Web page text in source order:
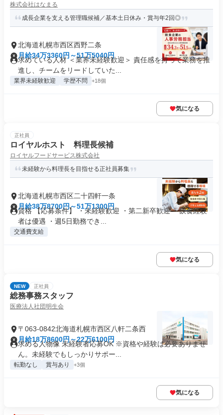
株式会社はなまる
成長企業を支える管理職候補／基本土日休み・賞与年2回◎
北海道札幌市西区西野二条
月給34万3360円～51万5040円
求めている人材 ＜業界未経験歓迎＞ 責任感を持って業務を推
進し、チームをリードしていた...
業界未経験歓迎 学歴不問 +18個
気になる
正社員
ロイヤルホスト 料理長候補
ロイヤルフードサービス株式会社
未経験から料理長を目指せる正社員募集
北海道札幌市西区二十四軒一条
月給38万8700円～51万1300円
資格 【応募条件】 ・未経験歓迎 ・第二新卒歓迎 ・飲食経験
者は優遇 ・週5日勤務でき...
交通費支給
気になる
NEW 正社員
総務事務スタッフ
医療法人社団明生会
〒063-0842北海道札幌市西区八軒二条西
月給18万8600円～22万6100円
求める人物像 未経験者応募OK ※資格や経験は必要ありませ
ん。未経験でもしっかりサポー...
転勤なし 賞与あり +3個
気になる